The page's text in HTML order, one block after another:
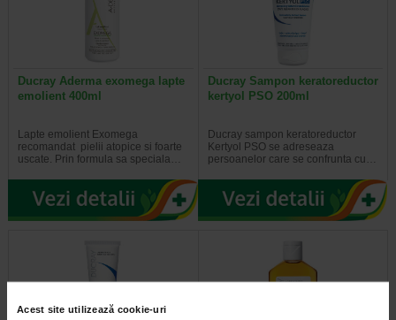
Acest site utilizează cookie-uri
Ducray Aderma exomega lapte
emolient 400ml
Lapte emolient Exomega
recomandat pielii atopice si foarte
uscate. Prin formula sa speciala…
Ducray Sampon keratoreductor
kertyol PSO 200ml
Ducray sampon keratoreductor
Kertyol PSO se adreseaza
persoanelor care se confrunta cu…